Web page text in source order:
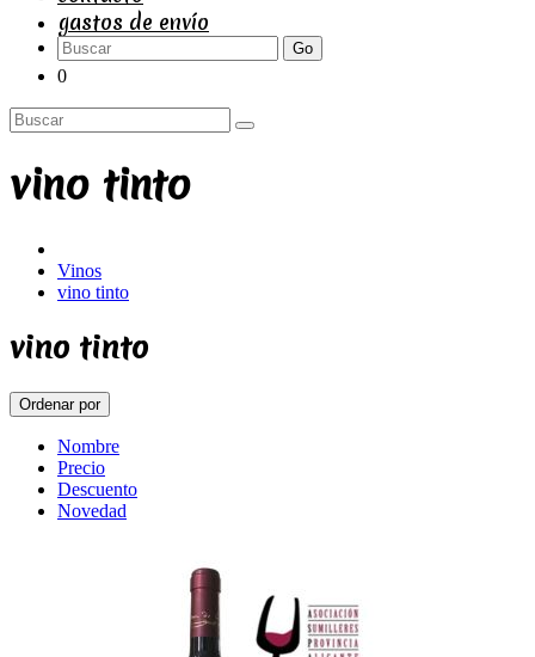
gastos de envío
Go
0
vino tinto
Vinos
vino tinto
vino tinto
Ordenar por
Nombre
Precio
Descuento
Novedad